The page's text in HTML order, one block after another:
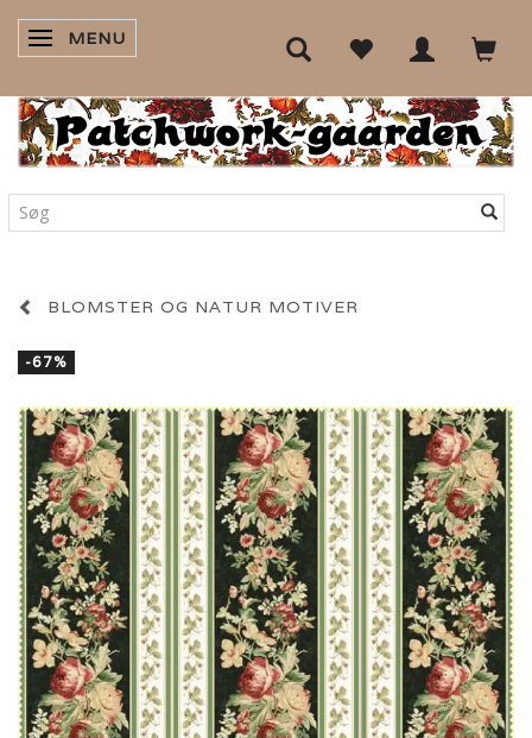
SKIFTE NAVIGATION
MENU
BLOMSTER OG NATUR MOTIVER
-67%